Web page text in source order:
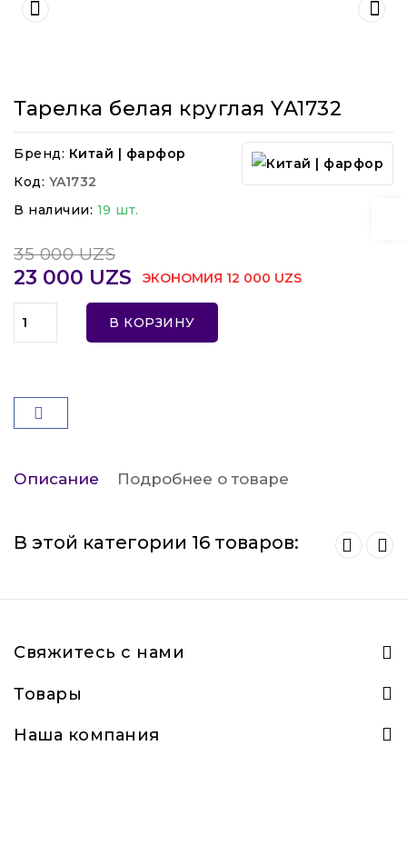
Тарелка белая круглая YA1732
Бренд: Китай | фарфор
Код: YA1732
В наличии: 19 шт.
35 000 UZS
23 000 UZS ЭКОНОМИЯ 12 000 UZS
В КОРЗИНУ
Описание Подробнее о товаре
В этой категории 16 товаров:
Свяжитесь с нами
Товары
Наша компания